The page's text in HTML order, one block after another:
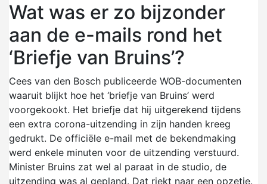
Wat was er zo bijzonder
aan de e-mails rond het
‘Briefje van Bruins’?
Cees van den Bosch publiceerde WOB-documenten
waaruit blijkt hoe het ‘briefje van Bruins’ werd
voorgekookt. Het briefje dat hij uitgerekend tijdens
een extra corona-uitzending in zijn handen kreeg
gedrukt. De officiële e-mail met de bekendmaking
werd enkele minuten voor de uitzending verstuurd.
Minister Bruins zat wel al paraat in de studio, de
uitzending was al gepland. Dat riekt naar een opzetje.